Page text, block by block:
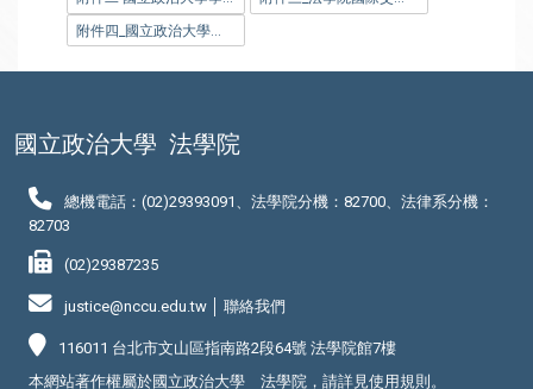
國立政治大學 法學院
總機電話：(02)29393091、法學院分機：82700、法律系分機：
82703
(02)29387235
justice@nccu.edu.tw │聯絡我們
116011 台北市文山區指南路2段64號 法學院館7樓
本網站著作權屬於國立政治大學 法學院，請詳見使用規則 。